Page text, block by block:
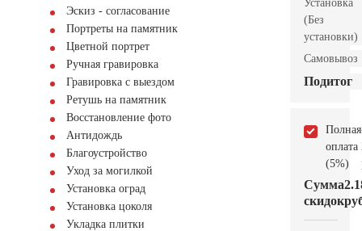
Эскиз - согласование
Портреты на памятник
Цветной портрет
Ручная гравировка
Гравировка с выездом
Ретушь на памятник
Восстановление фото
Антидождь
Благоустройство
Уход за могилкой
Установка оград
Установка цоколя
Укладка плитки
Установка
(Без
установки)
Самовывоз
Подитог
Полная
оплата
(5%)
Сумма
скидок